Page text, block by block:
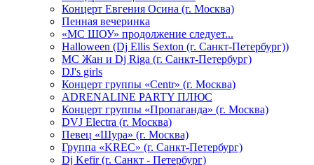
Концерт Евгения Осина (г. Москва)
Пенная вечеринка
«МС ШОУ» продолжение следует...
Halloween (Dj Ellis Sexton (г. Санкт-Петербург))
МС Жан и Dj Riga (г. Санкт-Петербург)
DJ's girls
Концерт группы «Centr» (г. Москва)
ADRENALINE PARTY ПЛЮС
Концерт группы «Пропаганда» (г. Москва)
DVJ Electra (г. Москва)
Певец «Шура» (г. Москва)
Группа «KREC» (г. Санкт-Петербург)
Dj Kefir (г. Санкт - Петербург)